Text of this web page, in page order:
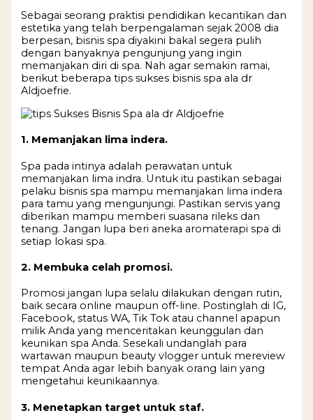
Sebagai seorang praktisi pendidikan kecantikan dan
estetika yang telah berpengalaman sejak 2008 dia
berpesan, bisnis spa diyakini bakal segera pulih
dengan banyaknya pengunjung yang ingin
memanjakan diri di spa. Nah agar semakin ramai,
berikut beberapa tips sukses bisnis spa ala dr
Aldjoefrie.
1. Memanjakan lima indera.
Spa pada intinya adalah perawatan untuk
memanjakan lima indra. Untuk itu pastikan sebagai
pelaku bisnis spa mampu memanjakan lima indera
para tamu yang mengunjungi. Pastikan servis yang
diberikan mampu memberi suasana rileks dan
tenang. Jangan lupa beri aneka aromaterapi spa di
setiap lokasi spa.
2. Membuka celah promosi.
Promosi jangan lupa selalu dilakukan dengan rutin,
baik secara online maupun off-line. Postinglah di IG,
Facebook, status WA, Tik Tok atau channel apapun
milik Anda yang menceritakan keunggulan dan
keunikan spa Anda. Sesekali undanglah para
wartawan maupun beauty vlogger untuk mereview
tempat Anda agar lebih banyak orang lain yang
mengetahui keunikaannya.
3. Menetapkan target untuk staf.